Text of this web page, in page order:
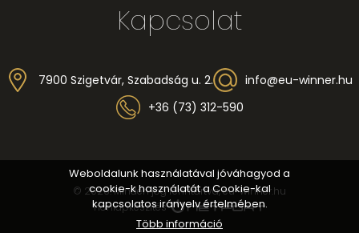
Kapcsolat
7900 Szigetvár, Szabadság u. 2.
info@eu-winner.hu
+36 (73) 312-590
© 2026. Minden jog fenntartva, eu-winner.hu
honlapkészítés
Weboldalunk használatával jóváhagyod a
cookie-k használatát a Cookie-kal
kapcsolatos irányelv értelmében.
Több információ